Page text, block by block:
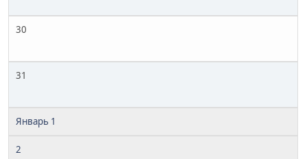
30
31
Январь 1
2